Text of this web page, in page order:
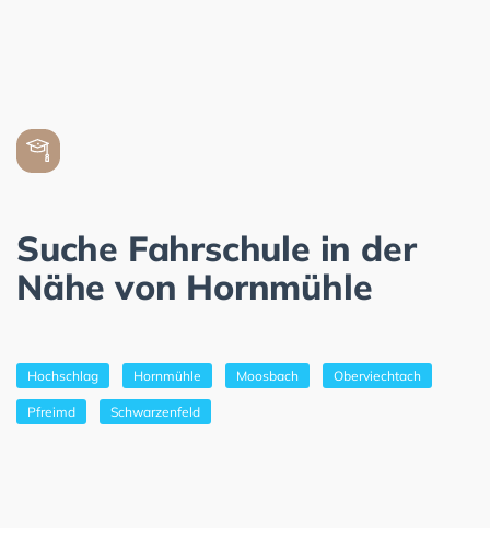
Suche Fahrschule in der
Nähe von Hornmühle
Hochschlag Hornmühle Moosbach Oberviechtach
Pfreimd Schwarzenfeld